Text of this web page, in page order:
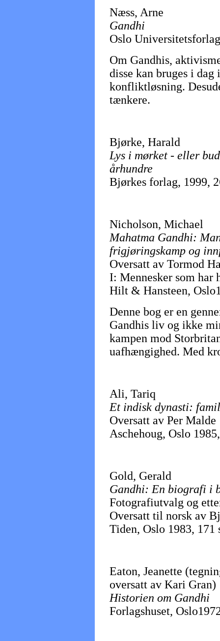
Næss, Arne
Gandhi
Oslo
Om Gandhis,
disse kan bruges i
konfliktløsning.
tænkere.
Bjørke, Harald
Lys i mørket - eller
århundre
Bjørkes forlag, 1999,
Nicholson, Michael
Mahatma Gandhi:
frigjøringskamp og
Oversatt av Tormod
I: Mennesker som har
Hilt & Hansteen,
Denne bog er en
Gandhis liv og ikke
kampen mod
uafhængighed. Med
Ali, Tariq
Et indisk dynasti:
Oversatt av Per Malde
Aschehoug, Oslo
Gold, Gerald
Gandhi: En biografi i
Fotografiutvalg og
Oversatt til norsk av
Tiden, Oslo 1983, 171
Eaton, Jeanette
oversatt av Kari Gran)
Historien om Gandhi
Forlagshuset,